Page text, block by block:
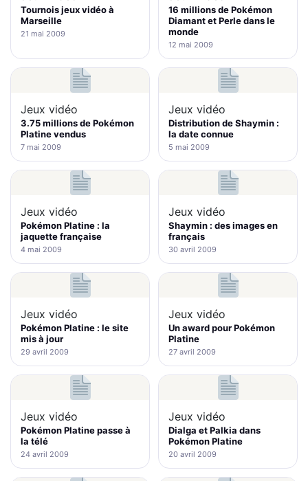
Tournois jeux vidéo à
Marseille
21 mai 2009
16 millions de Pokémon
Diamant et Perle dans le
monde
12 mai 2009
Jeux vidéo
3.75 millions de Pokémon
Platine vendus
7 mai 2009
Jeux vidéo
Distribution de Shaymin :
la date connue
5 mai 2009
Jeux vidéo
Pokémon Platine : la
jaquette française
4 mai 2009
Jeux vidéo
Shaymin : des images en
français
30 avril 2009
Jeux vidéo
Pokémon Platine : le site
mis à jour
29 avril 2009
Jeux vidéo
Un award pour Pokémon
Platine
27 avril 2009
Jeux vidéo
Pokémon Platine passe à
la télé
24 avril 2009
Jeux vidéo
Dialga et Palkia dans
Pokémon Platine
20 avril 2009